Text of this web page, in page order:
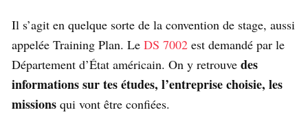
Il s’agit en quelque sorte de la convention de stage, aussi
appelée Training Plan. Le DS 7002 est demandé par le
Département d’État américain. On y retrouve des
informations sur tes études, l’entreprise choisie, les
missions qui vont être confiées.